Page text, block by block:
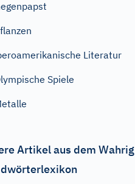
Literatur
Spiele
Artikel aus dem Wahrig